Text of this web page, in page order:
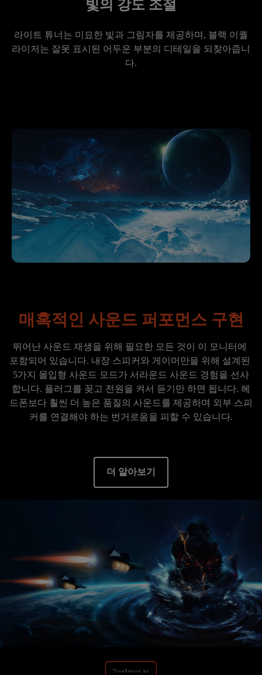
빛의 강도 조절
라이트 튜너는 미묘한 빛과 그림자를 제공하며, 블랙 이퀄
라이저는 잘못 표시된 어두운 부분의 디테일을 되찾아줍니
매혹적인 사운드 퍼포먼스 구현
뛰어난 사운드 재생을 위해 필요한 모든 것이 이 모니터에
포함되어 있습니다. 내장 스피커와 게이머만을 위해 설계된
5가지 몰입형 사운드 모드가 서라운드 사운드 경험을 선사
합니다. 플러그를 꽂고 전원을 켜서 듣기만 하면 됩니다. 헤
드폰보다 훨씬 더 높은 품질의 사운드를 제공하며 외부 스피
커를 연결해야 하는 번거로움을 피할 수 있습니다.
더 알아보기